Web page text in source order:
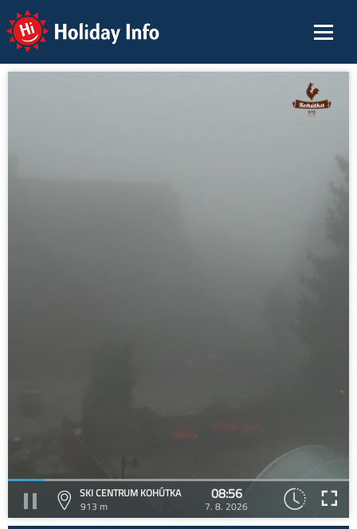
Holiday Info
SKI CENTRUM KOHÚTKA
913 m
08:56
7. 8. 2026